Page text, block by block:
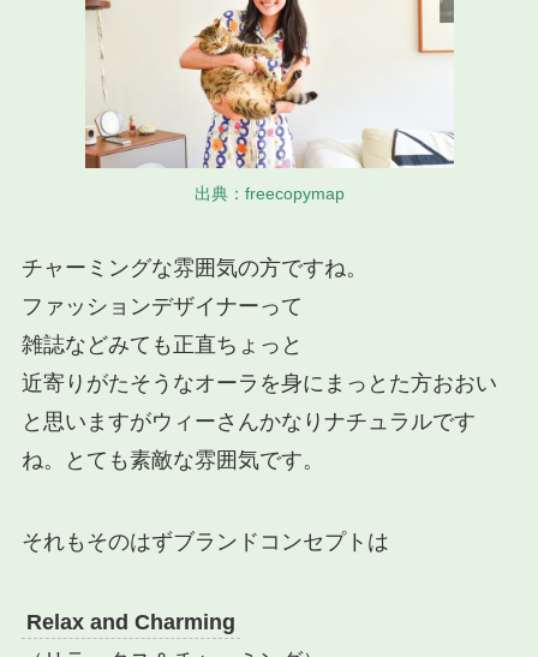
出典：freecopymap
チャーミングな雰囲気の方ですね。
ファッションデザイナーって
雑誌などみても正直ちょっと
近寄りがたそうなオーラを身にまっとた方おおい
と思いますがウィーさんかなりナチュラルです
ね。とても素敵な雰囲気です。
それもそのはずブランドコンセプトは
Relax and Charming